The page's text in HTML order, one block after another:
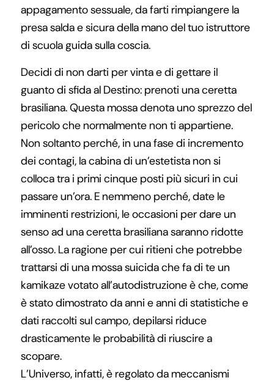
appagamento sessuale, da farti rimpiangere la
presa salda e sicura della mano del tuo istruttore
di scuola guida sulla coscia.
Decidi di non darti per vinta e di gettare il
guanto di sfida al Destino: prenoti una ceretta
brasiliana. Questa mossa denota uno sprezzo del
pericolo che normalmente non ti appartiene.
Non soltanto perché, in una fase di incremento
dei contagi, la cabina di un’estetista non si
colloca tra i primi cinque posti più sicuri in cui
passare un’ora. E nemmeno perché, date le
imminenti restrizioni, le occasioni per dare un
senso ad una ceretta brasiliana saranno ridotte
all’osso. La ragione per cui ritieni che potrebbe
trattarsi di una mossa suicida che fa di te un
kamikaze votato all’autodistruzione è che, come
è stato dimostrato da anni e anni di statistiche e
dati raccolti sul campo, depilarsi riduce
drasticamente le probabilità di riuscire a
scopare.
L’Universo, infatti, è regolato da meccanismi